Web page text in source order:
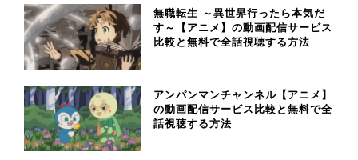
無職転生 ～異世界行ったら本気だ
す～【アニメ】の動画配信サービス
比較と無料で全話視聴する方法
アンパンマンチャンネル【アニメ】
の動画配信サービス比較と無料で全
話視聴する方法